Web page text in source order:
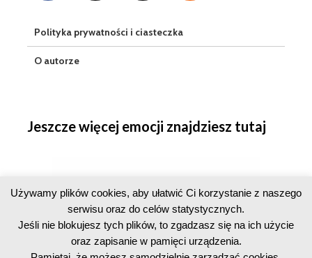
Polityka prywatności i ciasteczka
O autorze
Jeszcze więcej emocji znajdziesz tutaj
Używamy plików cookies, aby ułatwić Ci korzystanie z naszego
serwisu oraz do celów statystycznych.
Jeśli nie blokujesz tych plików, to zgadzasz się na ich użycie
oraz zapisanie w pamięci urządzenia.